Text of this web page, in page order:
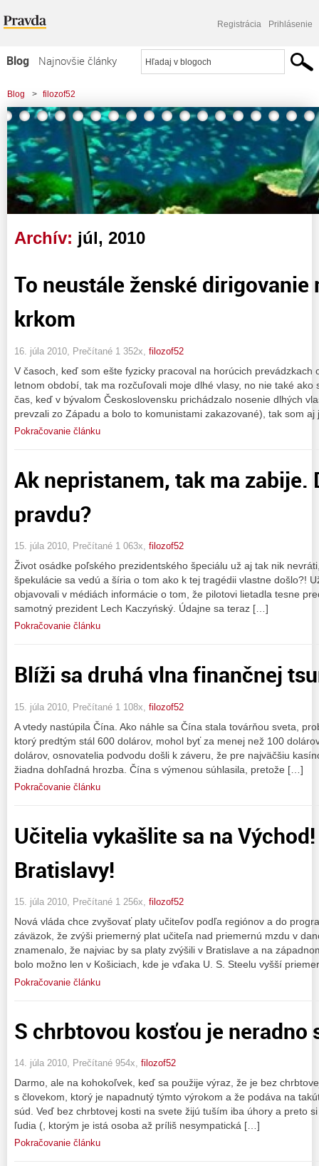
Registrácia Prihlásenie
Blog
Najnovšie články
Najčítanejšie články
Najkomentovanejšie články
Zoznam blogov
Komerčné blogy
Blog > filozof52
Archív: júl, 2010
To neustále ženské dirigovanie
krkom
16. júla 2010, Prečítané 1 352x, filozof52
V časoch, keď som ešte fyzicky pracoval na horúcich prevádzkach
letnom období, tak ma rozčuľovali moje dlhé vlasy, no nie také ako
čas, keď v bývalom Československu prichádzalo nosenie dlhých
prevzali zo Západu a bolo to komunistami zakazované), tak som
Pokračovanie článku
Ak nepristanem, tak ma zabije.
pravdu?
15. júla 2010, Prečítané 1 063x, filozof52
Život osádke poľského prezidentského špeciálu už aj tak nik
špekulácie sa vedú a šíria o tom ako k tej tragédii vlastne došlo?!
objavovali v médiách informácie o tom, že pilotovi lietadla tesne
samotný prezident Lech Kaczyńský. Údajne sa teraz […]
Pokračovanie článku
Blíži sa druhá vlna finančnej
15. júla 2010, Prečítané 1 108x, filozof52
A vtedy nastúpila Čína. Ako náhle sa Čína stala továrňou sveta,
ktorý predtým stál 600 dolárov, mohol byť za menej než 100
dolárov, osnovatelia podvodu došli k záveru, že pre najväčšiu
žiadna dohľadná hrozba. Čína s výmenou súhlasila, pretože […]
Pokračovanie článku
Učitelia vykašlite sa na
Bratislavy!
15. júla 2010, Prečítané 1 256x, filozof52
Nová vláda chce zvyšovať platy učiteľov podľa regiónov a do
záväzok, že zvýši priemerný plat učiteľa nad priemernú mzdu v
znamenalo, že najviac by sa platy zvýšili v Bratislave a na
bolo možno len v Košiciach, kde je vďaka U. S. Steelu vyšší
Pokračovanie článku
S chrbtovou kosťou je neradno
14. júla 2010, Prečítané 954x, filozof52
Darmo, ale na kohokoľvek, keď sa použije výraz, že je bez
s človekom, ktorý je napadnutý týmto výrokom a že podáva na
súd. Veď bez chrbtovej kosti na svete žijú tuším iba úhory a preto
ľudia (, ktorým je istá osoba až príliš nesympatická […]
Pokračovanie článku